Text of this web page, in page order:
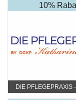
10%
DIE PFLEGEPRAXIS